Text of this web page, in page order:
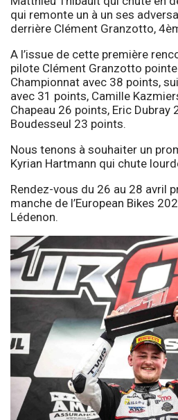
qui remonte un à un ses
derrière Clément Granzotto,
A l’issue de cette première
pilote Clément Granzotto
Championnat avec 38 points,
avec 31 points, Camille
Chapeau 26 points, Eric Dubray
Boudesseul 23 points.
Nous tenons à souhaiter un
Kyrian Hartmann qui chute
Rendez-vous du 26 au 28 avril
manche de l’European Bikes
Lédenon.